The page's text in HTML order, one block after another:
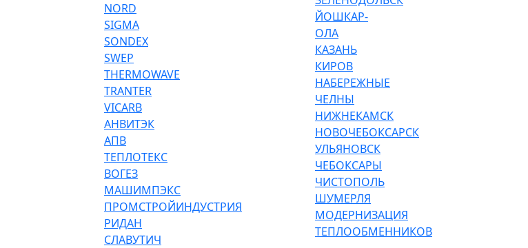
NORD
SIGMA
SONDEX
SWEP
THERMOWAVE
TRANTER
VICARB
АНВИТЭК
АПВ
ТЕПЛОТЕКС
ВОГЕЗ
МАШИМПЭКС
ПРОМСТРОЙИНДУСТРИЯ
РИДАН
СЛАВУТИЧ
ЙОШКАР-
ОЛА
КАЗАНЬ
КИРОВ
НАБЕРЕЖНЫЕ
ЧЕЛНЫ
НИЖНЕКАМСК
НОВОЧЕБОКСАРСК
УЛЬЯНОВСК
ЧЕБОКСАРЫ
ЧИСТОПОЛЬ
ШУМЕРЛЯ
МОДЕРНИЗАЦИЯ
ТЕПЛООБМЕННИКОВ